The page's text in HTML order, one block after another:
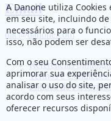
Email
dac@danone.com
Referências
Termos e Condições
Política de
A Danone utiliza
em seu site, incluindo
necessários para o
isso, não podem ser
Com o seu
aprimorar sua
analisar o uso do site,
acordo com seus
oferecer recursos